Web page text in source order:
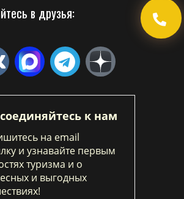
в друзья:
к нам
на email
и узнавайте первым
туризма и о
и выгодных